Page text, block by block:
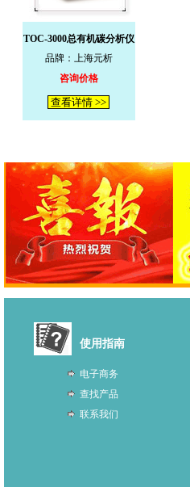
TOC-3000总有机碳分析仪
品牌：上海元析
咨询价格
查看详情 >>
使用指南
电子商务
查找产品
联系我们